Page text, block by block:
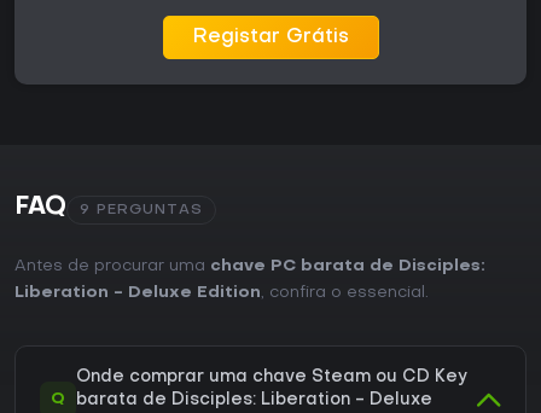
Registar Grátis
FAQ 9 PERGUNTAS
Antes de procurar uma chave PC barata de Disciples:
Liberation - Deluxe Edition, confira o essencial.
Q
Onde comprar uma chave Steam ou CD Key
barata de Disciples: Liberation - Deluxe